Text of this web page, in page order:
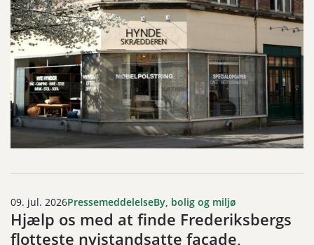
09. jul. 2026PressemeddelelseBy, bolig og miljø
Hjælp os med at finde Frederiksbergs
flotteste nyistandsatte facade,